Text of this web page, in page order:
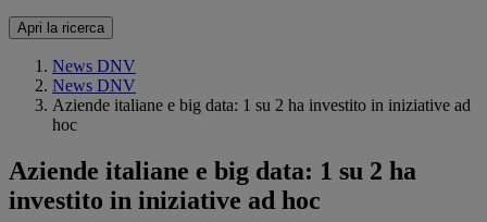
Apri la ricerca
News DNV
News DNV
Aziende italiane e big data: 1 su 2 ha investito in iniziative ad
hoc
Aziende italiane e big data: 1 su 2 ha
investito in iniziative ad hoc